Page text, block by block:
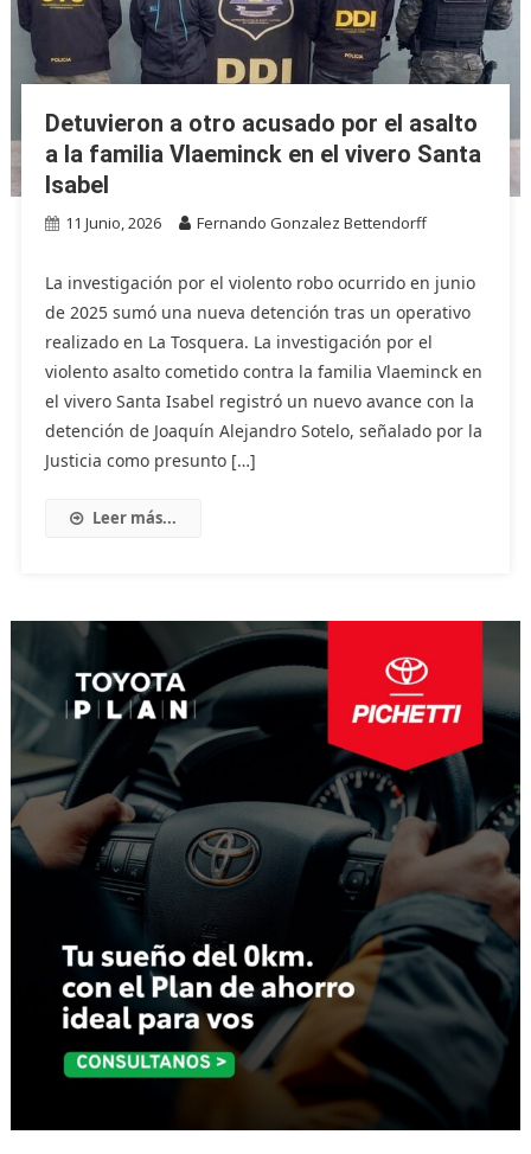
Detuvieron a otro acusado por el asalto
a la familia Vlaeminck en el vivero Santa
Isabel
11 Junio, 2026 Fernando Gonzalez Bettendorff
La investigación por el violento robo ocurrido en junio
de 2025 sumó una nueva detención tras un operativo
realizado en La Tosquera. La investigación por el
violento asalto cometido contra la familia Vlaeminck en
el vivero Santa Isabel registró un nuevo avance con la
detención de Joaquín Alejandro Sotelo, señalado por la
Justicia como presunto […]
Leer más...